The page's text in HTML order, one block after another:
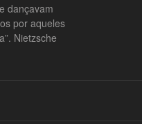
dançavam
por aqueles
Nietzsche